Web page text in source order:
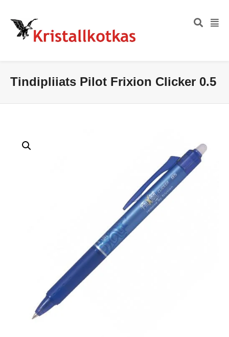
Tindipliiats Pilot Frixion Clicker 0.5